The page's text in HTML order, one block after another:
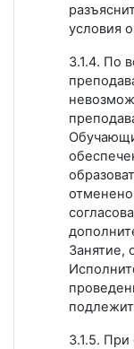
условия
3.1.4. По
Занятие,
3.1.5. При